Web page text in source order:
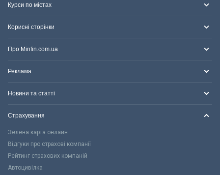
Курси по містах
Корисні сторінки
Про Minfin.com.ua
Реклама
Новини та статті
Страхування
Зелена карта онлайн
Відгуки про страхові компанії
Рейтинг страхових компаній
Автоцивілка